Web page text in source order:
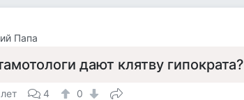
Папа
дают клятву гипократа?
4 0